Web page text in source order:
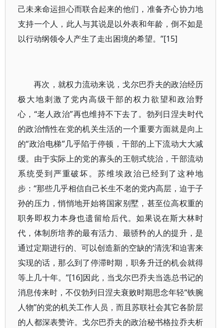
己未来命运担心而联合起来的他们，准备齐心协力地
支持一个人，此人与其说是以外表和年龄，倒不如是
以行动纲领令人产生了走出困境的希望。”[15]
再次，就权力流动来说，戈尔巴乔夫的政治经历
极大地刺激了党内高级干部的权力欲望和政治野
心，“老人政治”再也维持不下去了。勃列日涅夫时代
的政治惰性在党的机关生活的一个重要方面就是向上
的“政治电梯”几乎陷于停顿，干部的上下流动大大减
缓。由于实际上的党的寡头的王朝式统治，干部流动
系统受到严重破坏。苏维埃政治已经到了这种地
步：“那些几乎相信自己长生不老的党内高层，迫于子
孙的压力，悄悄地开始将国家别墅，甚至位高权重的
职务即权力本身也遗留给后代。如果说在斯大林时
代，体制所培养的最有活力、最骄矜的人的提升，是
通过定期进行的、可以创造新的空缺的‘清洗’和迫害来
实现的话，那么到了停滞时期，职务升迁的机会就得
等上几十年。”[16]因此，当戈尔巴乔夫当选总书记的
消息传来时，不仅勃列日涅夫衰败时期思念年轻“铁腕
人物”的党的机关工作人员，而且苏联社会其它各阶层
的人都深表赞许。戈尔巴乔夫的政治秘书格拉乔夫析